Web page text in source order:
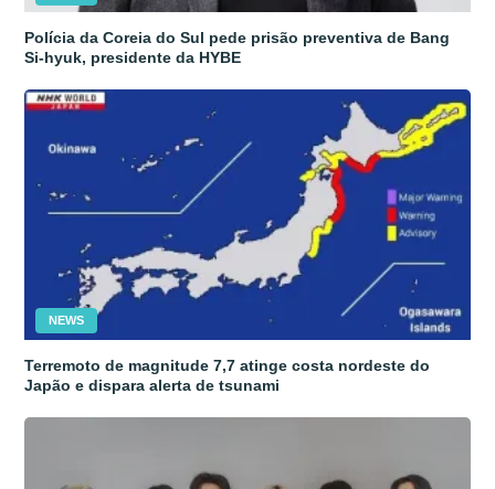
Polícia da Coreia do Sul pede prisão preventiva de Bang
Si-hyuk, presidente da HYBE
NEWS
Terremoto de magnitude 7,7 atinge costa nordeste do
Japão e dispara alerta de tsunami